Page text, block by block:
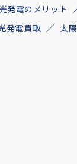
発電のメリット
発電買取 太